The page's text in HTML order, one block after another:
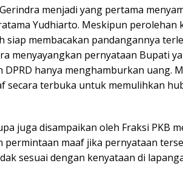
menjadi yang pertama
Yudhiarto. Meskipun perolehan
siap membacakan pandangannya
menyayangkan pernyataan Bupati
DPRD hanya menghamburkan uang.
secara terbuka untuk memulihkan
juga disampaikan oleh Fraksi PKB
permintaan maaf jika pernyataan
sesuai dengan kenyataan di